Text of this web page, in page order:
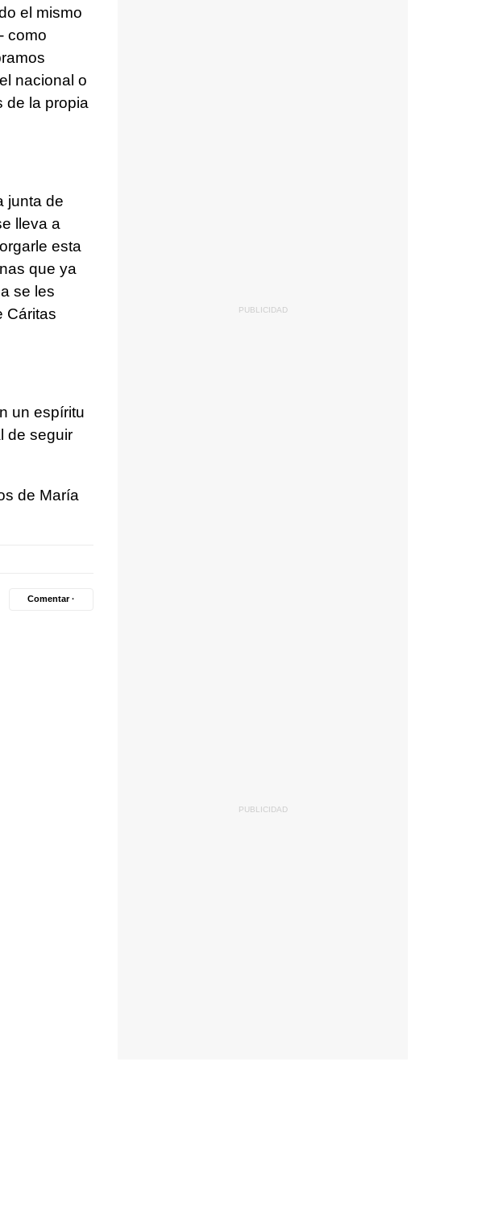
el mismo
como
nacional o
de la propia
junta de
lleva a
esta
que ya
se les
Cáritas
un espíritu
de seguir
de María
Comentar ·